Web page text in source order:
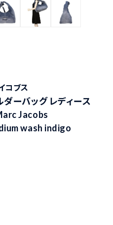
コブス
ーバッグ レディース
Jacobs
wash indigo